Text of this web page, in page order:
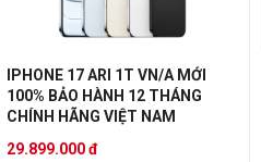
IPHONE 17 ARI 1T VN/A MỚI
100% BẢO HÀNH 12 THÁNG
CHÍNH HÃNG VIỆT NAM
29.899.000 đ